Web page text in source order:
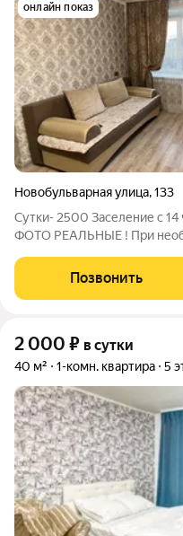
онлайн показ
Новобульварная улица,133
Сутки- 2500 Заселение с
ФОТО РЕАЛЬНЫЕ ! При
в центральном районе
супермаркеты,родильный
Позвонить
2 000 ₽ в сутки
40 м² 1-комн. квартира 5